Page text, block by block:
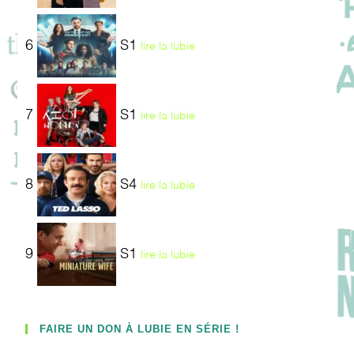
6 S1 lire la lubie
7 S1 lire la lubie
8 S4 lire la lubie
9 S1 lire la lubie
FAIRE UN DON À LUBIE EN SÉRIE !